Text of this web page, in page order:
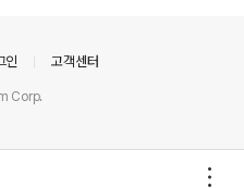
인 고객센터
Corp.